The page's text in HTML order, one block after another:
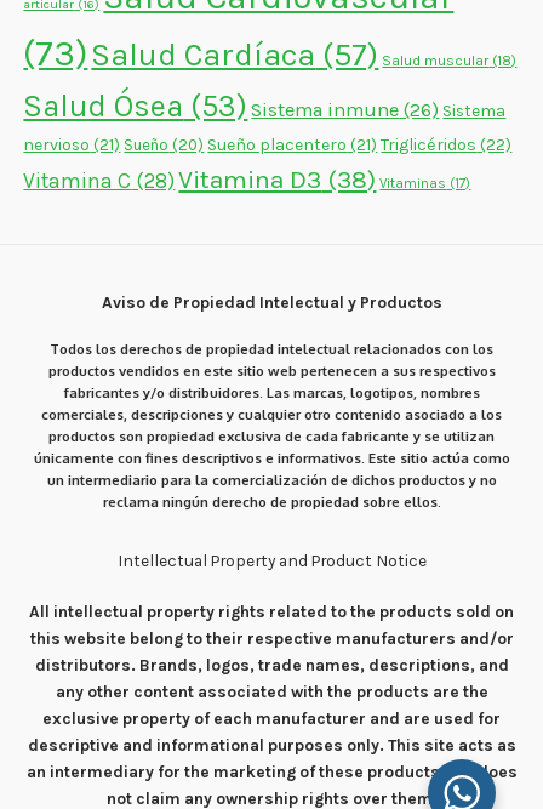
articular (16)
(73)Salud Cardíaca (57) Salud muscular(18)
Salud Ósea (53) Sistema inmune (26) Sistema
nervioso (21) Sueño (20) Sueño placentero (21) Triglicéridos (22)
Vitamina C (28) Vitamina D3 (38) Vitaminas (17)
Aviso de Propiedad Intelectual y Productos
Todos los derechos de propiedad intelectual relacionados con los
productos vendidos en este sitio web pertenecen a sus respectivos
fabricantes y/o distribuidores. Las marcas, logotipos, nombres
comerciales, descripciones y cualquier otro contenido asociado a los
productos son propiedad exclusiva de cada fabricante y se utilizan
únicamente con fines descriptivos e informativos. Este sitio actúa como
un intermediario para la comercialización de dichos productos y no
reclama ningún derecho de propiedad sobre ellos.
Intellectual Property and Product Notice
All intellectual property rights related to the products sold on
this website belong to their respective manufacturers and/or
distributors. Brands, logos, trade names, descriptions, and
any other content associated with the products are the
exclusive property of each manufacturer and are used for
descriptive and informational purposes only. This site acts as
an intermediary for the marketing of these products and does
not claim any ownership rights over them.